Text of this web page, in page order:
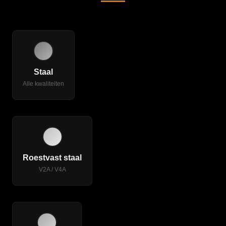
Staal
Alle kwaliteiten
Koudgewalst, verzinkt, constructiestaal. 0,2–15 mm.
Roestvast staal
V2A / V4A
1.4301, 1.4404.
AlMg3, AlMgSi.